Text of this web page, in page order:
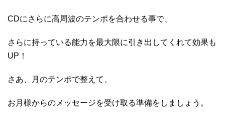
CDにさらに高周波のテンポを合わせる事で、
さらに持っている能力を最大限に引き出してくれて効果も
UP！
さあ、月のテンポで整えて、
お月様からのメッセージを受け取る準備をしましょう。